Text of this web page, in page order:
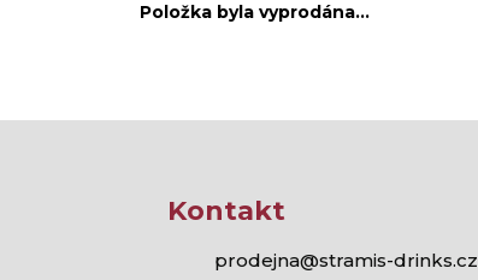
Položka byla vyprodána…
Kontakt
prodejna@stramis-drinks.cz